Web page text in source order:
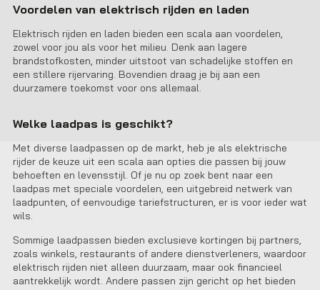
Voordelen van elektrisch rijden en laden
Elektrisch rijden en laden bieden een scala aan voordelen,
zowel voor jou als voor het milieu. Denk aan lagere
brandstofkosten, minder uitstoot van schadelijke stoffen en
een stillere rijervaring. Bovendien draag je bij aan een
duurzamere toekomst voor ons allemaal.
Welke laadpas is geschikt?
Met diverse laadpassen op de markt, heb je als elektrische
rijder de keuze uit een scala aan opties die passen bij jouw
behoeften en levensstijl. Of je nu op zoek bent naar een
laadpas met speciale voordelen, een uitgebreid netwerk van
laadpunten, of eenvoudige tariefstructuren, er is voor ieder wat
wils.
Sommige laadpassen bieden exclusieve kortingen bij partners,
zoals winkels, restaurants of andere dienstverleners, waardoor
elektrisch rijden niet alleen duurzaam, maar ook financieel
aantrekkelijk wordt. Andere passen zijn gericht op het bieden